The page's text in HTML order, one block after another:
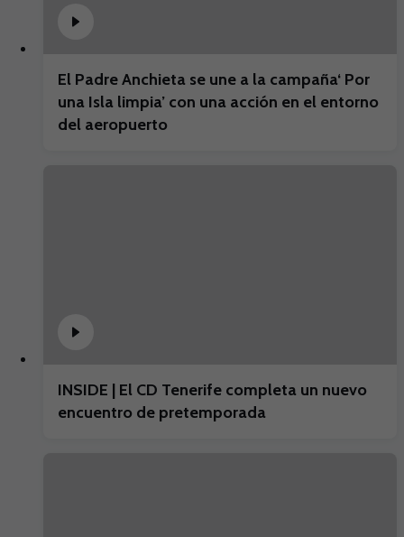
El Padre Anchieta se une a la campaña‘ Por
una Isla limpia’ con una acción en el entorno
del aeropuerto
INSIDE | El CD Tenerife completa un nuevo
encuentro de pretemporada